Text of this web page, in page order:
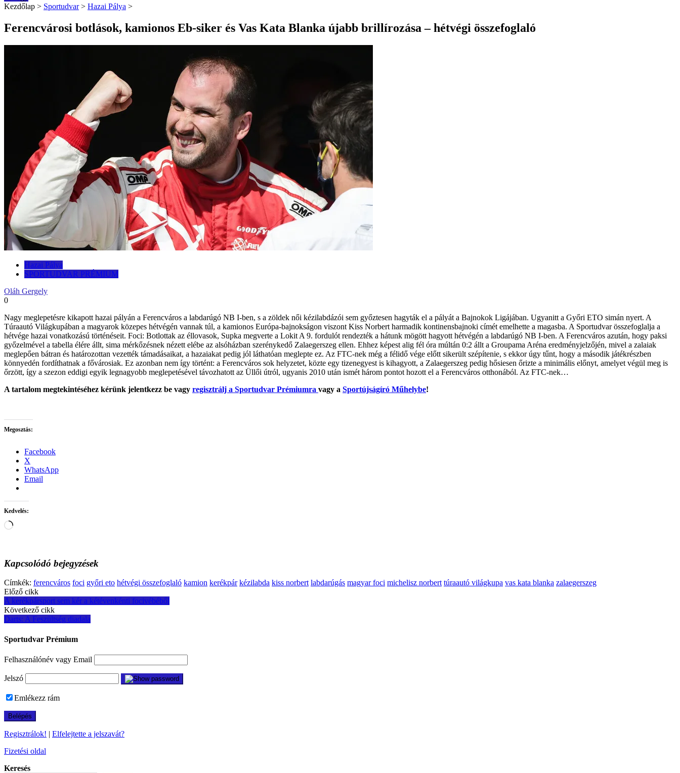
Kezdőlap > Sportudvar > Hazai Pálya >
Ferencvárosi botlások, kamionos Eb-siker és Vas Kata Blanka újabb brillírozása – hétvégi összefoglaló
Hazai Pálya
SPORTUDVAR PRÉMIUM
Oláh Gergely
0
Nagy meglepetésre kikapott hazai pályán a Ferencváros a labdarúgó NB I-ben, s a zöldek női kézilabdázói sem győztesen hagyták el a pályát a Bajnokok Ligájában. Ugyanitt a Győri ETO simán nyert. A
Túraautó Világkupában a magyarok közepes hétvégén vannak túl, a kamionos Európa-bajnokságon viszont Kiss Norbert harmadik kontinensbajnoki címét emelhette a magasba. A Sportudvar összefoglalja a
hétvége hazai vonatkozású történéseit. Foci: Botlottak az éllovasok, Supka megverte a Lokit A 9. fordulót rendezték a hátunk mögött hagyott hétvégén a labdarúgó NB I-ben. A Ferencváros azután, hogy paksi
győzelmével a tabella élére állt, sima mérkőzésnek nézett elébe az alsóházban szerénykedő Zalaegerszeg ellen. Ehhez képest alig fél óra múltán 0:2 állt a Groupama Aréna eredményjelzőjén, mivel a zalaiak
meglepően bátran és határozottan vezették támadásaikat, a hazaiakat pedig jól láthatóan meglepte ez. Az FTC-nek még a félidő vége előtt sikerült szépítenie, s ekkor úgy tűnt, hogy a második játékrészben
könnyedén fordíthatnak a fővárosiak. Ez azonban nem így történt: a Ferencváros sok helyzetet, közte egy tizenegyest is kihagyott, a Zalaegerszeg pedig hősiesen őrizte a minimális előnyt, amelyet végül meg is
őrzött, így a szezon eddigi egyik legnagyobb meglepetésével távozhatott az Üllői útról, ugyanis 2010 után ismét három pontot hozott el a Ferencváros otthonából. Az FTC-nek…
A tartalom megtekintéséhez kérünk jelentkezz be vagy regisztrálj a Sportudvar Prémiumra vagy a Sportújságíró Műhelybe!
Megosztás:
Facebook
X
WhatsApp
Email
Kedvelés:
Loading…
Kapcsolódó bejegyzések
Címkék: ferencváros foci győri eto hétvégi összefoglaló kamion kerékpár kézilabda kiss norbert labdarúgás magyar foci michelisz norbert túraautó világkupa vas kata blanka zalaegerszeg
Post
navigation
Előző cikk
A kerékpársport sem kér a kétévenkénti focivébéből
Következő cikk
Darts: A Feszültség diadala
Sportudvar Prémium
Felhasználónév vagy Email
Jelszó
Emlékezz rám
Regisztrálok! | Elfelejtette a jelszavát?
Fizetési oldal
Keresés